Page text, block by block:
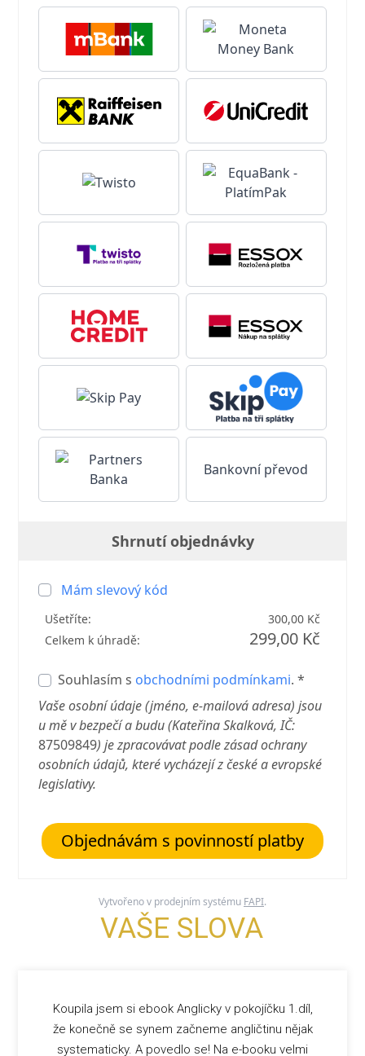
Bankovní převod
Shrnutí objednávky
Mám slevový kód
Ušetříte:
300,00 Kč
Celkem k úhradě:
299,00 Kč
Souhlasím s obchodními podmínkami. *
Vaše osobní údaje (jméno, e-mailová adresa) jsou
u mě v bezpečí a budu (Kateřina Skalková, IČ:
87509849) je zpracovávat podle zásad ochrany
osobních údajů, které vycházejí z české a evropské
legislativy.
Objednávám s povinností platby
Vytvořeno v prodejním systému FAPI.
VAŠE SLOVA
Koupila jsem si ebook Anglicky v pokojíčku 1.díl,
že konečně se synem začneme angličtinu nějak
systematicky. A povedlo se! Na e-booku velmi